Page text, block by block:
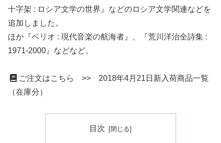
十字架 : ロシア文学の世界』などのロシア文学関連などを
追加しました。
ほか『ベリオ : 現代音楽の航海者』、『荒川洋治全詩集 :
1971-2000』などなど。
ご注文はこちら >> 2018年4月21日新入荷商品一覧
（在庫分）
目次